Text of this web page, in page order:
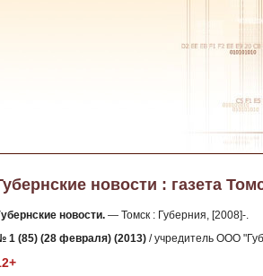
новости : газета
новости. — Томск : Губерния, [2008]-.
1 (85) (28 февраля) (2013) / учредитель ООО